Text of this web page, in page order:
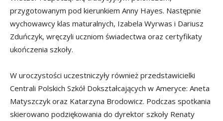
przygotowanym pod kierunkiem Anny Hayes. Następnie
wychowawcy klas maturalnych, Izabela Wyrwas i Dariusz
Zduńczyk, wręczyli uczniom świadectwa oraz certyfikaty
ukończenia szkoły.
W uroczystości uczestniczyły również przedstawicielki
Centrali Polskich Szkół Dokształcających w Ameryce: Aneta
Matyszczyk oraz Katarzyna Brodowicz. Podczas spotkania
skierowano podziękowania do dyrektor szkoły Renaty